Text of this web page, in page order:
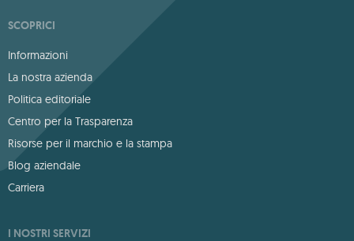
SCOPRICI
Informazioni
La nostra azienda
Politica editoriale
Centro per la Trasparenza
Risorse per il marchio e la stampa
Blog aziendale
Carriera
I NOSTRI SERVIZI